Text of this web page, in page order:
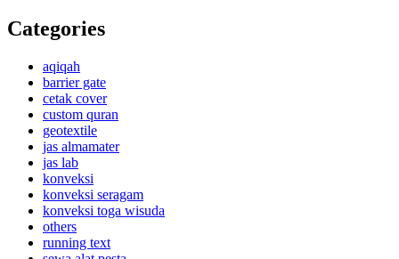
Categories
aqiqah
barrier gate
cetak cover
custom quran
geotextile
jas almamater
jas lab
konveksi
konveksi seragam
konveksi toga wisuda
others
running text